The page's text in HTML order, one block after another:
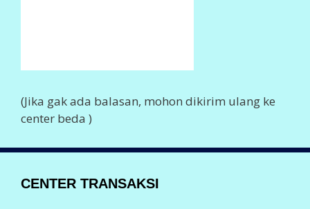
0896 959 80555
0897 54 80555
Info Lengkap,